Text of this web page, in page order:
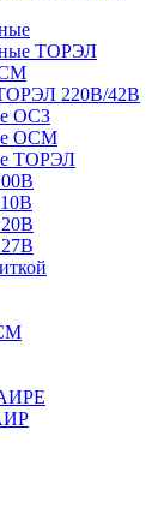
ТОРЭЛ
220В/42В
ОСЗ
ОСМ
ТОРЭЛ
АИРЕ